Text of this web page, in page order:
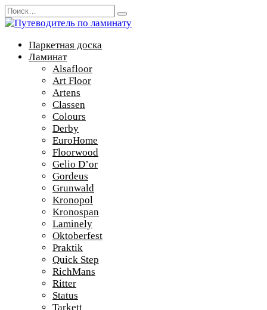
Перейти
к
Search
for:
Паркетная доска
Ламинат
Alsafloor
Art Floor
Artens
Classen
Colours
Derby
EuroHome
Floorwood
Gelio D’or
Gordeus
Grunwald
Kronopol
Kronospan
Laminely
Oktoberfest
Praktik
Quick Step
RichMans
Ritter
Status
Tarkett